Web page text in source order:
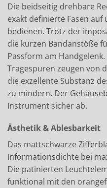
Die beidseitig drehbare
exakt definierte Fasen auf
bedienen. Trotz der
die kurzen Bandanstöße
Passform am
Tragespuren zeugen von
die exzellente Substanz
zu mindern. Der
Instrument sicher ab.
Ästhetik & Ablesbarkeit
Das mattschwarze
Informationsdichte bei
Die patinierten
funktional mit den